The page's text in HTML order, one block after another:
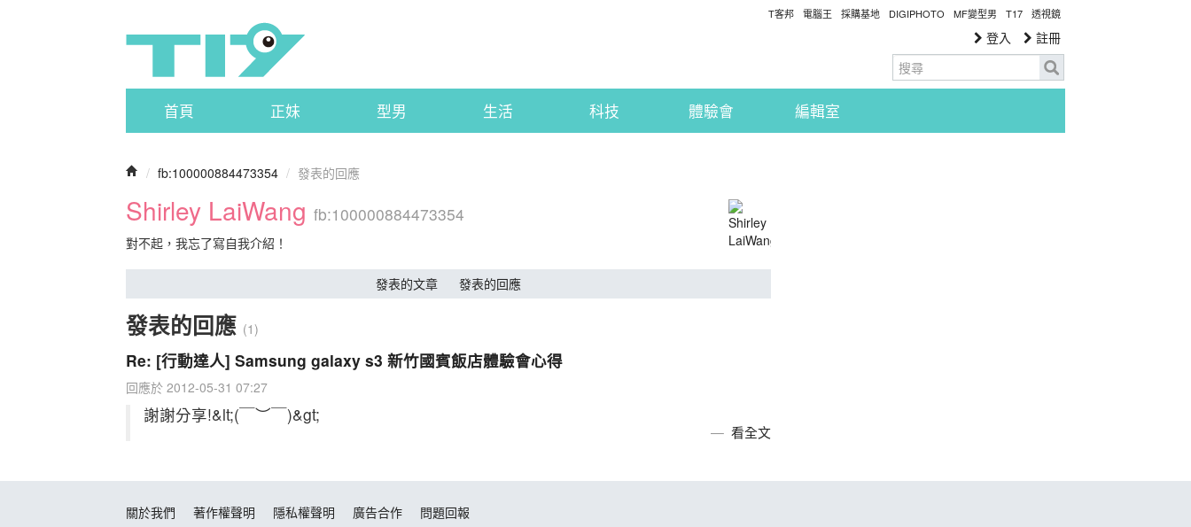
T客邦 電腦王 採購基地 DIGIPHOTO MF變型男 T17 透視鏡
登入 註冊
首頁 正妹 型男 生活 科技 體驗會 編輯室
/ fb:100000884473354 / 發表的回應
Shirley LaiWang fb:100000884473354
對不起，我忘了寫自我介紹！
發表的文章 發表的回應
發表的回應 (1)
Re: [行動達人] Samsung galaxy s3 新竹國賓飯店體驗會心得
回應於 2012-05-31 07:27
謝謝分享!&lt;(￣︶￣)&gt;
看全文
關於我們 著作權聲明 隱私權聲明 廣告合作 問題回報